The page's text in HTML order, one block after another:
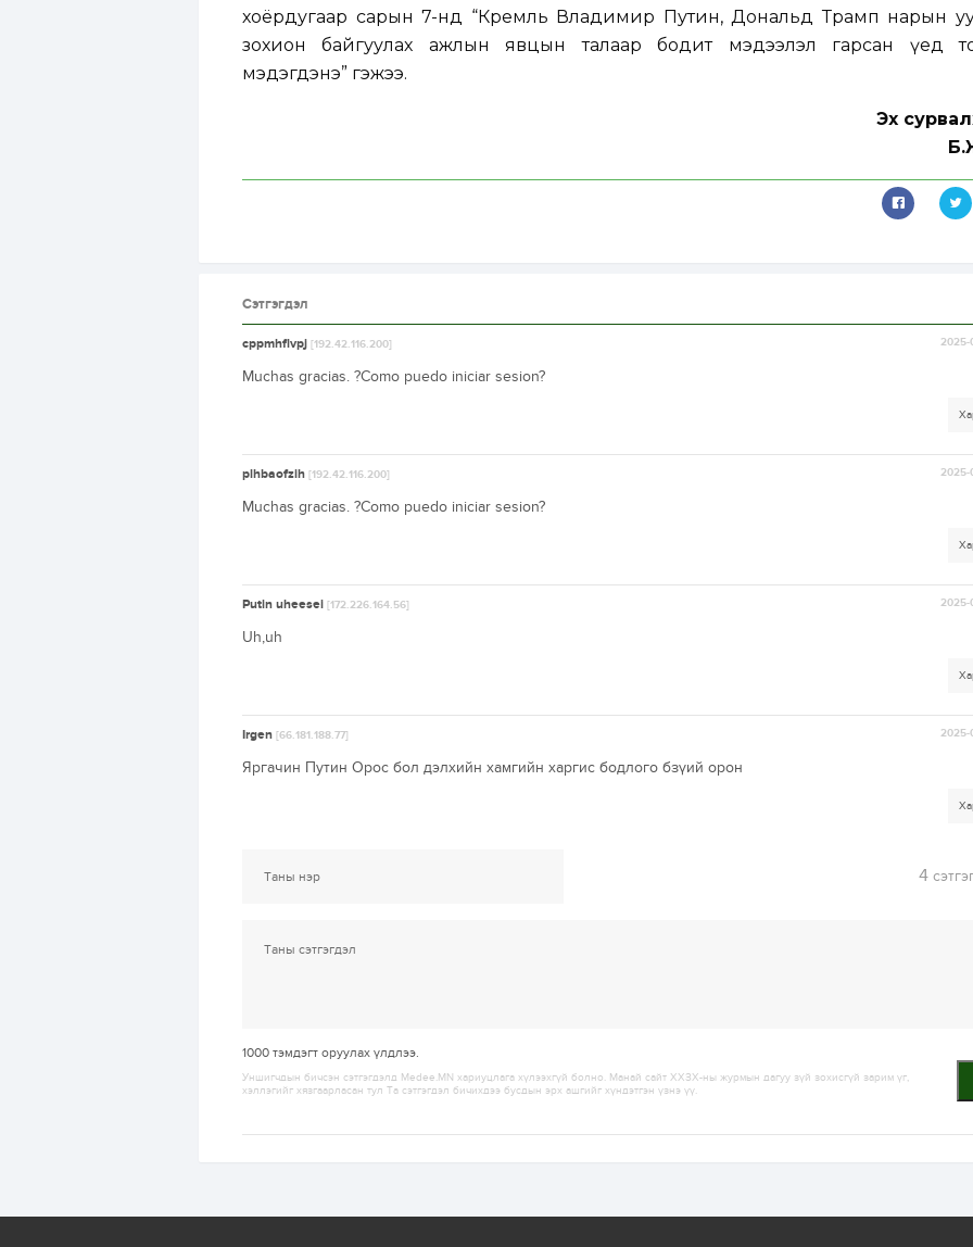
хоёрдугаар сарын 7-нд “Кремль Владимир Путин, Дональд Трамп нарын
зохион байгуулах ажлын явцын талаар бодит мэдээлэл гарсан үед
мэдэгдэнэ” гэжээ.
Эх
Сэтгэгдэл
cppmhflvpj [192.42.116.200] 2025-
Muchas gracias. ?Como puedo iniciar sesion?
plhbaofzih [192.42.116.200] 2025-
Muchas gracias. ?Como puedo iniciar sesion?
Putin uheesei [172.226.164.56] 2025-
Uh,uh
Irgen [66.181.188.77] 2025-
Яргачин Путин Орос бол дэлхийн хамгийн харгис бодлого бзүий орон
4
1000 тэмдэгт оруулах үлдлээ.
Уншигчдын бичсэн сэтгэгдэлд Medee.MN хариуцлага хүлээхгүй болно. Манай сайт ХХЗХ-ны журмын дагуу зүй зохисгүй зарим үг,
хэллэгийг хязгаарласан тул Та сэтгэгдэл бичихдээ бусдын эрх ашгийг хүндэтгэн үзнэ үү.